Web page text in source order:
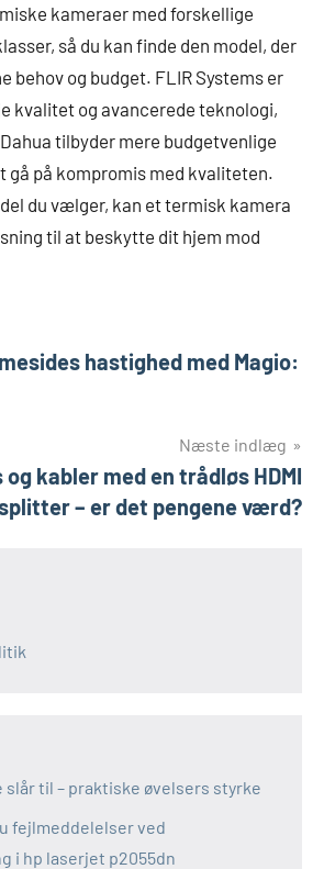
kameraer med forskellige
så du kan finde den model, der
behov og budget. FLIR Systems er
kvalitet og avancerede teknologi,
tilbyder mere budgetvenlige
gå på kompromis med kvaliteten.
du vælger, kan et termisk kamera
til at beskytte dit hjem mod
hastighed med Magio:
Næste indlæg
og kabler med en trådløs HDMI
– er det pengene værd?
slår til – praktiske øvelsers styrke
fejlmeddelelser ved
i hp laserjet p2055dn